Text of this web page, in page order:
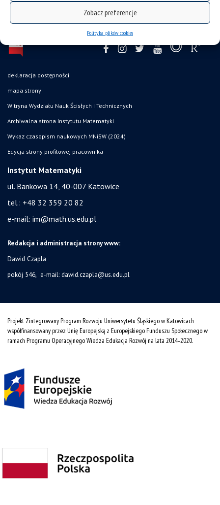
Zobacz preferencje
Polityka plików cookies
deklaracja dostępności
mapa strony
Witryna Wydziału Nauk Ścisłych i Technicznych
Archiwalna strona Instytutu Matematyki
Wykaz czasopism naukowych MNiSW (2024)
Edycja strony profilowej pracownika
Instytut Matematyki
ul. Bankowa 14, 40-007 Katowice
tel.: +48 32 359 20 82
e-mail: im@math.us.edu.pl
Redakcja i administracja strony www:
Dawid Czapla
pokój 546, e-mail: dawid.czapla@us.edu.pl
Projekt Zintegrowany Program Rozwoju Uniwersytetu Śląskiego w Katowicach
współfinansowany przez Unię Europejską z Europejskiego Funduszu Społecznego w
ramach Programu Operacyjnego Wiedza Edukacja Rozwój na lata 2014˗2020.